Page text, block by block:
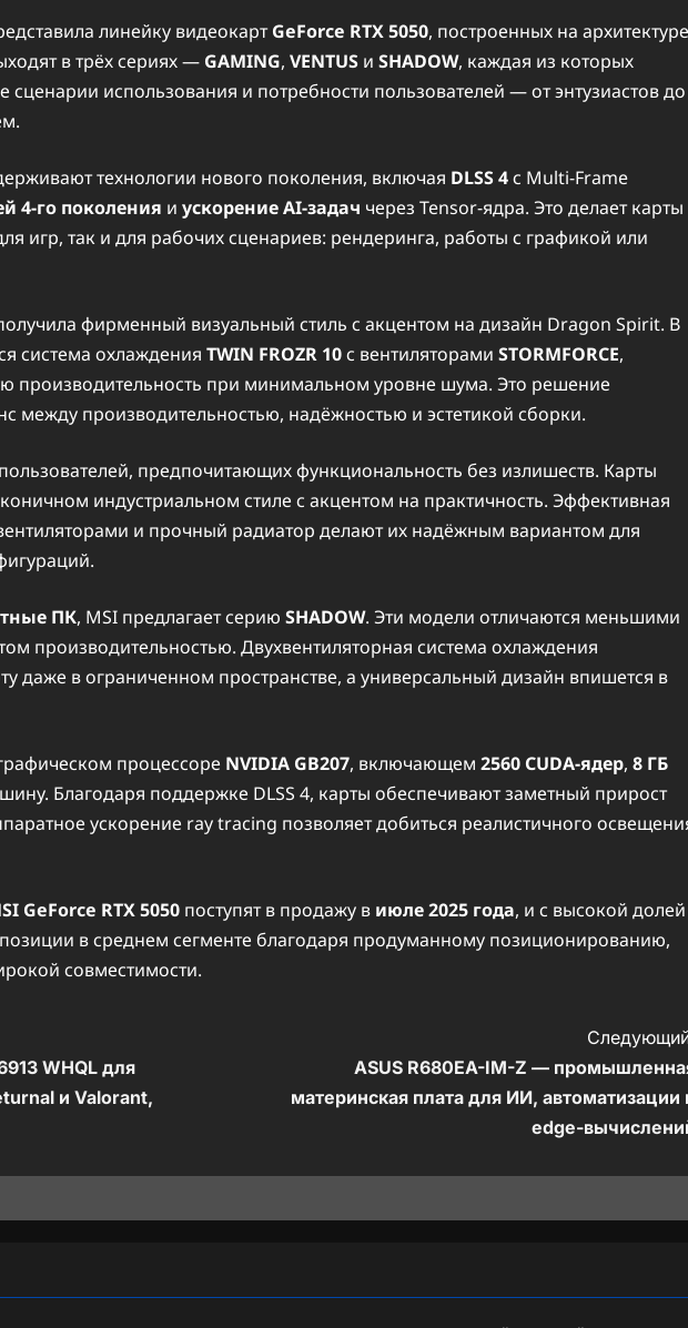
линейку видеокартGeForce RTX 5050, построенных на архитектуре
в трёх сериях — GAMING, VENTUS и SHADOW, каждая из которых
использования и потребности пользователей — от энтузиастов до
технологии нового поколения, включая DLSS 4с Multi-Frame
4-го поколения и ускорение AI-задач через Tensor-ядра. Это делает карты
игр, так и для рабочих сценариев: рендеринга, работы с графикой или
фирменный визуальный стиль с акцентом на дизайн Dragon Spirit. В
система охлаждения TWIN FROZR 10с вентиляторами STORMFORCE,
производительность при минимальном уровне шума. Это решение
между производительностью, надёжностью и эстетикой сборки.
предпочитающих функциональность без излишеств. Карты
индустриальном стиле с акцентом на практичность. Эффективная
и прочный радиатор делают их надёжным вариантом для
ПК, MSI предлагает серию SHADOW. Эти модели отличаются меньшими
производительностью. Двухвентиляторная система охлаждения
даже в ограниченном пространстве, а универсальный дизайн впишется в
процессоре NVIDIA GB207, включающем 2560 CUDA-ядер, 8 ГБ
Благодаря поддержке DLSS 4, карты обеспечивают заметный прирост
ускорение ray tracing позволяет добиться реалистичного
GeForce RTX 5050 поступят в продажу в июле 2025 года, и с высокой долей
в среднем сегменте благодаря продуманному позиционированию,
совместимости.
WHQL для
и Valorant,
ASUS R680EA-IM-Z —
материнская плата для ИИ, автоматизации
edge-